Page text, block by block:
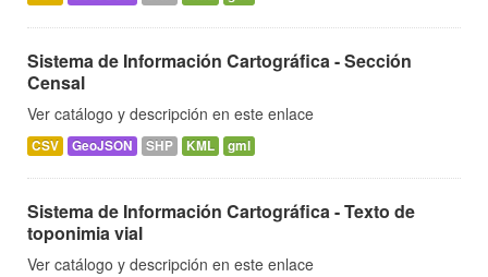
Sistema de Información Cartográfica - Sección
Censal
Ver catálogo y descripción en este enlace
CSV GeoJSON SHP KML gml
Sistema de Información Cartográfica - Texto de
toponimia vial
Ver catálogo y descripción en este enlace